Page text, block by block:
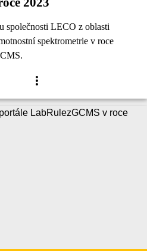
společnosti LECO z oblasti
spektrometrie v roce